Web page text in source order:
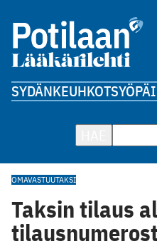
SYDÄNKEUHKOTSYÖPÄ
OMAVASTUUTAKSI
Taksin tilaus